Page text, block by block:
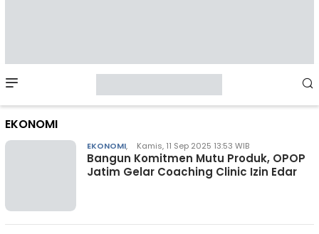
Menu
EKONOMI
EKONOMI, Kamis, 11 Sep 2025 13:53 WIB
Bangun Komitmen Mutu Produk, OPOP
Jatim Gelar Coaching Clinic Izin Edar